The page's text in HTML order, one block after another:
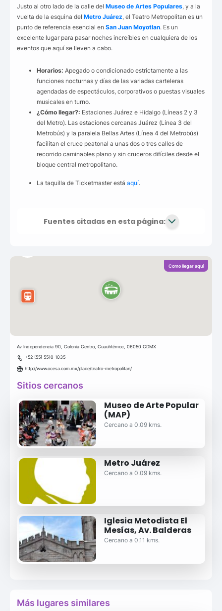
Justo al otro lado de la calle del Museo de Artes Populares, y a la
vuelta de la esquina del Metro Juárez, el Teatro Metropolitan es un
punto de referencia esencial en San Juan Moyotlan. Es un
excelente lugar para pasar noches increíbles en cualquiera de los
eventos que aquí se lleven a cabo.
Horarios: Apegado o condicionado estrictamente a las
funciones nocturnas y días de las variadas carteleras
agendadas de espectáculos, corporativos o puestas visuales
musicales en turno.
¿Cómo llegar?: Estaciones Juárez e Hidalgo (Líneas 2 y 3
del Metro). Las estaciones cercanas Juárez (Línea 3 del
Metrobús) y la paralela Bellas Artes (Línea 4 del Metrobús)
facilitan el cruce peatonal a unas dos o tres calles de
recorrido caminables plano y sin cruceros difíciles desde el
bloque central metropolitano.
La taquilla de Ticketmaster está aquí.
Fuentes citadas en esta página:
Como llegar aquí
Av Independencia 90, Colonia Centro, Cuauhtémoc, 06050 CDMX
+52 (55) 5510 1035
http://www.ocesa.com.mx/place/teatro-metropolitan/
Sitios cercanos
Museo de Arte Popular
(MAP)
Cercano a 0.09 kms.
Metro Juárez
Cercano a 0.09 kms.
Iglesia Metodista El
Mesías, Av. Balderas
Cercano a 0.11 kms.
Más lugares similares